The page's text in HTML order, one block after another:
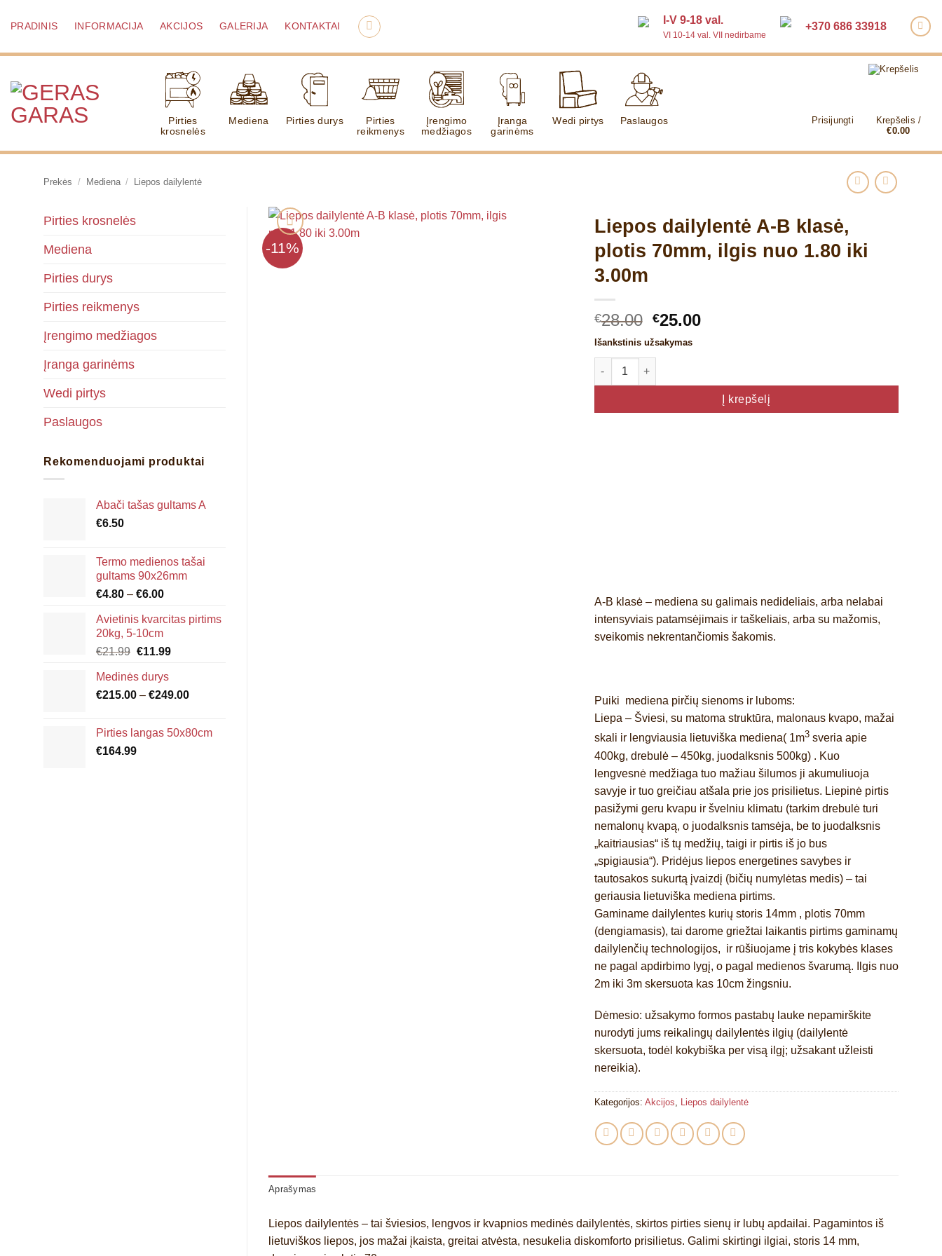
PRADINIS INFORMACIJA AKCIJOS GALERIJA KONTAKTAI
I-V 9-18 val.
VI 10-14 val. VII nedirbame
+370 686 33918
Pirties
krosnelės
Mediena Pirties durys
Pirties
reikmenys
Įrengimo
medžiagos
Įranga
garinėms
Wedi pirtys Paslaugos Prisijungti
Krepšelis /
€0.00
Prekės / Mediena / Liepos dailylentė
Pirties krosnelės
Mediena
Pirties durys
Pirties reikmenys
Įrengimo medžiagos
Įranga garinėms
Wedi pirtys
Paslaugos
Rekomenduojami produktai
Abači tašas gultams A
€6.50
Termo medienos tašai
gultams 90x26mm
€4.80 – €6.00Price
€4.80
€6.00
Avietinis kvarcitas pirtims
20kg, 5-10cm
€21.99 Original
was:
€21.99.
€11.99Current
€11.99.
Medinės durys
€215.00 – €249.00Price
through
Pirties langas 50x80cm
€164.99
-11%
Liepos dailylentė A-B klasė,
plotis 70mm, ilgis nuo 1.80 iki
3.00m
€28.00 Original
price
was:
€25.00Current
Išankstinis užsakymas
produkto kiekis: Liepos dailylentė A-B klasė, plotis 70mm, ilgis nuo 1.80
Į krepšelį
A-B klasė– mediena su galimais nedideliais, arba nelabai
intensyviais patamsėjimais ir taškeliais, arba su mažomis,
sveikomis nekrentančiomis šakomis.
Puiki mediena pirčių sienoms ir luboms:
Liepa – Šviesi, su matoma struktūra, malonaus kvapo, mažai
skali ir lengviausia lietuviška mediena( 1m3sveria apie
400kg, drebulė – 450kg, juodalksnis 500kg) . Kuo
lengvesnė medžiaga tuo mažiau šilumos ji akumuliuoja
savyje ir tuo greičiau atšala prie jos prisilietus. Liepinė pirtis
pasižymi geru kvapu ir švelniu klimatu (tarkim drebulė turi
nemalonų kvapą, o juodalksnis tamsėja, be to juodalksnis
„kaitriausias“ iš tų medžių, taigi ir pirtis iš jo bus
„spigiausia“). Pridėjus liepos energetines savybes ir
tautosakos sukurtą įvaizdį (bičių numylėtas medis) – tai
geriausia lietuviška mediena pirtims.
Gaminame dailylentes kurių storis 14mm , plotis 70mm
(dengiamasis), tai darome griežtai laikantis pirtims gaminamų
dailylenčių technologijos, ir rūšiuojame į tris kokybės klases
ne pagal apdirbimo lygį, o pagal medienos švarumą. Ilgis nuo
2m iki 3m skersuota kas 10cm žingsniu.
Dėmesio: užsakymo formos pastabų lauke nepamirškite
nurodyti jums reikalingų dailylentės ilgių (dailylentė
skersuota, todėl kokybiška per visą ilgį; užsakant užleisti
nereikia).
Kategorijos: Akcijos, Liepos dailylentė
Aprašymas
Liepos dailylentės – tai šviesios, lengvos ir kvapnios medinės dailylentės, skirtos pirties sienų ir lubų apdailai. Pagamintos iš
lietuviškos liepos, jos mažai įkaista, greitai atvėsta, nesukelia diskomforto prisilietus. Galimi skirtingi ilgiai, storis 14 mm,